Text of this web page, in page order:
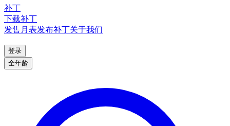
补丁
下载补丁
发售月表发布补丁关于我们
登录
全年龄